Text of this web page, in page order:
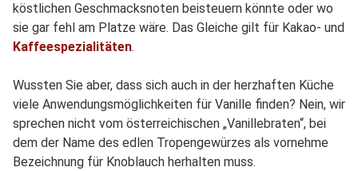
köstlichen Geschmacksnoten beisteuern könnte oder wo
sie gar fehl am Platze wäre. Das Gleiche gilt für Kakao- und
Kaffeespezialitäten.
Wussten Sie aber, dass sich auch in der herzhaften Küche
viele Anwendungsmöglichkeiten für Vanille finden? Nein, wir
sprechen nicht vom österreichischen „Vanillebraten“, bei
dem der Name des edlen Tropengewürzes als vornehme
Bezeichnung für Knoblauch herhalten muss.